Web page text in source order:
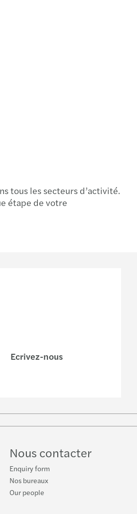
tous les secteurs d’activité.
étape de votre
Ecrivez-nous
Nous contacter
Enquiry form
Nos bureaux
Our people